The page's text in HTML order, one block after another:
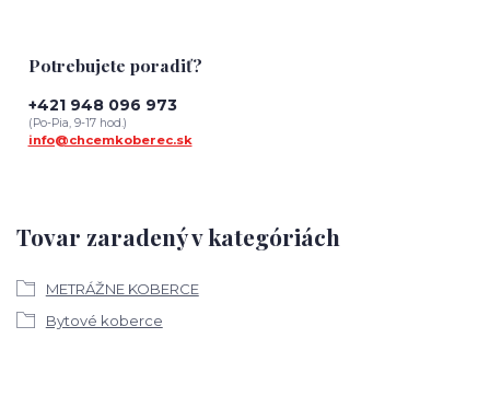
Tovar zaradený v kategóriách
METRÁŽNE KOBERCE
Bytové koberce
Potrebujete poradiť?
+421 948 096 973
(Po-Pia, 9-17 hod.)
info@chcemkoberec.sk